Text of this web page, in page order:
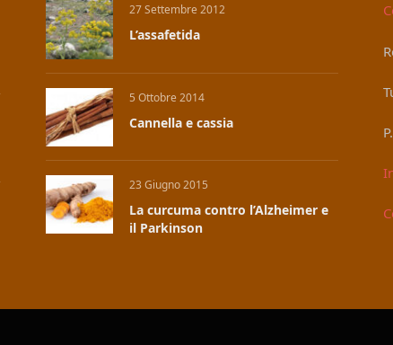
27 Settembre 2012
L’assafetida
5 Ottobre 2014
Cannella e cassia
23 Giugno 2015
La curcuma contro l’Alzheimer e
il Parkinson